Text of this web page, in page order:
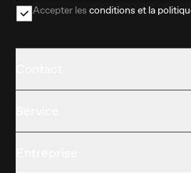
Accepter lesconditions et la